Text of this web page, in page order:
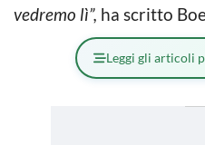
vedremo lì”, ha scritto
Leggi gli articoli